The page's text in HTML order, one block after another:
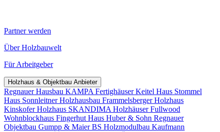
Partner werden
Über Holzbauwelt
Für Arbeitgeber
Holzhaus & Objektbau Anbieter
Regnauer Hausbau KAMPA FertighäuserKeitel Haus Stommel
Haus Sonnleitner Holzhausbau Frammelsberger Holzhaus
Kinskofer Holzhaus SKANDIMA HolzhäuserFullwood
Wohnblockhaus Fingerhut Haus Huber & Sohn Regnauer
Objektbau Gumpp & MaierBS Holzmodulbau Kaufmann